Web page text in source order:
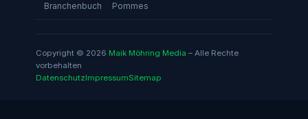
Branchenbuch
Pommes
Copyright © 2026 Maik Möhring Media – Alle Rechte
vorbehalten
DatenschutzImpressumSitemap